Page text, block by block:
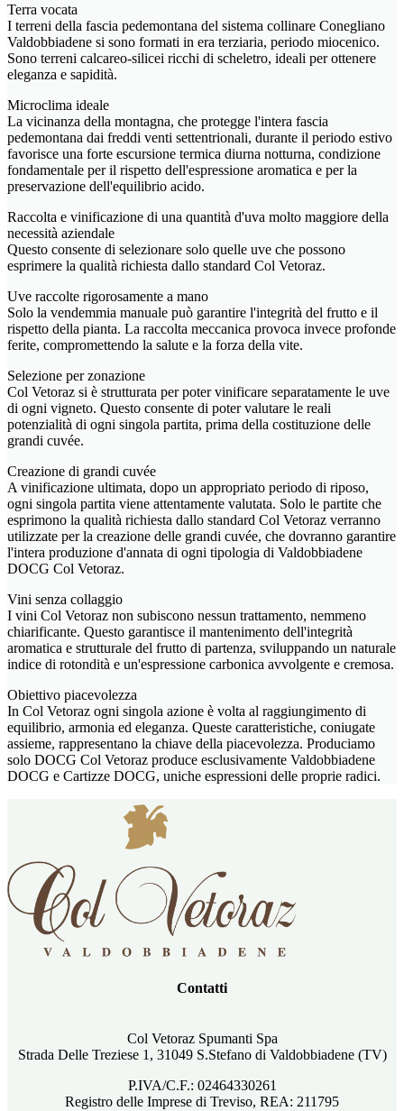
Terra vocata
I terreni della fascia pedemontana del sistema collinare Conegliano
Valdobbiadene si sono formati in era terziaria, periodo miocenico.
Sono terreni calcareo-silicei ricchi di scheletro, ideali per ottenere
eleganza e sapidità.
Microclima ideale
La vicinanza della montagna, che protegge l'intera fascia
pedemontana dai freddi venti settentrionali, durante il periodo estivo
favorisce una forte escursione termica diurna notturna, condizione
fondamentale per il rispetto dell'espressione aromatica e per la
preservazione dell'equilibrio acido.
Raccolta e vinificazione di una quantità d'uva molto maggiore della
necessità aziendale
Questo consente di selezionare solo quelle uve che possono
esprimere la qualità richiesta dallo standard Col Vetoraz.
Uve raccolte rigorosamente a mano
Solo la vendemmia manuale può garantire l'integrità del frutto e il
rispetto della pianta. La raccolta meccanica provoca invece profonde
ferite, compromettendo la salute e la forza della vite.
Selezione per zonazione
Col Vetoraz si è strutturata per poter vinificare separatamente le uve
di ogni vigneto. Questo consente di poter valutare le reali
potenzialità di ogni singola partita, prima della costituzione delle
grandi cuvée.
Creazione di grandi cuvée
A vinificazione ultimata, dopo un appropriato periodo di riposo,
ogni singola partita viene attentamente valutata. Solo le partite che
esprimono la qualità richiesta dallo standard Col Vetoraz verranno
utilizzate per la creazione delle grandi cuvée, che dovranno garantire
l'intera produzione d'annata di ogni tipologia di Valdobbiadene
DOCG Col Vetoraz.
Vini senza collaggio
I vini Col Vetoraz non subiscono nessun trattamento, nemmeno
chiarificante. Questo garantisce il mantenimento dell'integrità
aromatica e strutturale del frutto di partenza, sviluppando un naturale
indice di rotondità e un'espressione carbonica avvolgente e cremosa.
Obiettivo piacevolezza
In Col Vetoraz ogni singola azione è volta al raggiungimento di
equilibrio, armonia ed eleganza. Queste caratteristiche, coniugate
assieme, rappresentano la chiave della piacevolezza. Produciamo
solo DOCG Col Vetoraz produce esclusivamente Valdobbiadene
DOCG e Cartizze DOCG, uniche espressioni delle proprie radici.
Contatti
Col Vetoraz Spumanti Spa
Strada Delle Treziese 1, 31049 S.Stefano di Valdobbiadene (TV)
P.IVA/C.F.: 02464330261
Registro delle Imprese di Treviso, REA: 211795